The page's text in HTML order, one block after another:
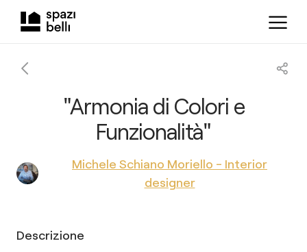
"Armonia di Colori e
Funzionalità"
Michele Schiano Moriello - Interior
designer
Descrizione